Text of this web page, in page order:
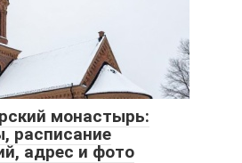
монастырь:
расписание
адрес и фото